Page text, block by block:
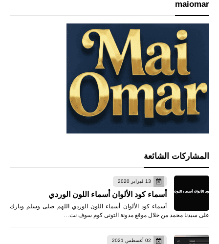
maiomar
المشاركات الشائعة
13 فبراير 2020
أسماء كود الألوان أسماء اللون الوردي
أسماء كود الألوان أسماء اللون الوردي اللهم صلى وسلم وبارك
على سيدنا محمد من خلال موقع مدونة التونى كوم سوف نت…
02 أغسطس 2021